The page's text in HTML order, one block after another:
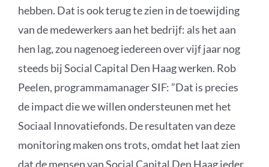
hebben. Dat is ook terug te zien in de toewijding
van de medewerkers aan het bedrijf: als het aan
hen lag, zou nagenoeg iedereen over vijf jaar nog
steeds bij Social Capital Den Haag werken. Rob
Peelen, programmamanager SIF: ”Dat is precies
de impact die we willen ondersteunen met het
Sociaal Innovatiefonds. De resultaten van deze
monitoring maken ons trots, omdat het laat zien
dat de mensen van Social Capital Den Haag ieder